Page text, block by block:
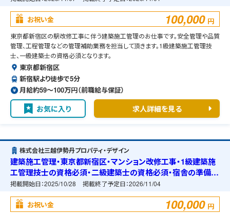
お祝い金 100,000 円
東京都新宿区の駅改修工事に伴う建築施工管理のお仕事です。安全管理や品質
管理、工程管理などの管理補助業務を担当して頂きます。1級建築施工管理技
士、一級建築士の資格必須となります。
東京都新宿区
新宿駅より徒歩で5分
月給約59〜100万円（前職給与保証）
お気に入り 求人詳細を見る
株式会社三越伊勢丹プロパティ・デザイン
建築施工管理・東京都新宿区・マンション改修工事・1級建築施
工管理技士の資格必須・二級建築士の資格必須・宿舎の準備可
能
掲載開始日：2025/10/28 掲載終了予定日：2026/11/04
お祝い金 100,000 円